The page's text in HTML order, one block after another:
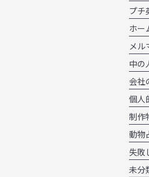
プチ
ホー
メル
中の
会社
個人
制作
動物
失敗
未分